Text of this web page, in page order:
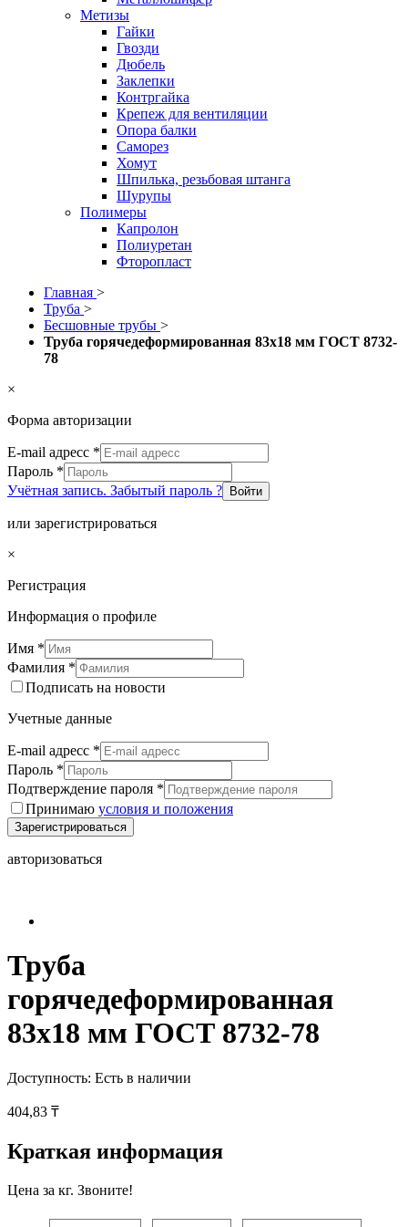
Метизы
Гайки
Гвозди
Дюбель
Заклепки
Контргайка
Крепеж для вентиляции
Опора балки
Саморез
Хомут
Шпилька, резьбовая штанга
Шурупы
Полимеры
Капролон
Полиуретан
Фторопласт
Главная >
Труба >
Бесшовные трубы >
Труба горячедеформированная 83х18 мм ГОСТ 8732-
78
×
Форма авторизации
E-mail адресс *
Пароль *
Учётная запись. Забытый пароль ?
Войти
или зарегистрироваться
×
Регистрация
Информация о профиле
Имя *
Фамилия *
Подписать на новости
Учетные данные
E-mail адресс *
Пароль *
Подтверждение пароля *
Принимаю условия и положения
Зарегистрироваться
авторизоваться
Труба
горячедеформированная
83х18 мм ГОСТ 8732-78
Доступность: Есть в наличии
404,83 ₸
Краткая информация
Цена за кг. Звоните!